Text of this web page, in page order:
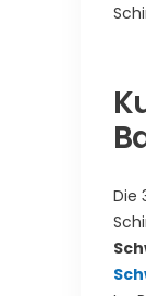
Die